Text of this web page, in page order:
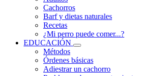
Cachorros
Barf y dietas naturales
Recetas
¿Mi perro puede comer...?
EDUCACIÓN
Métodos
Órdenes básicas
Adiestrar un cachorro